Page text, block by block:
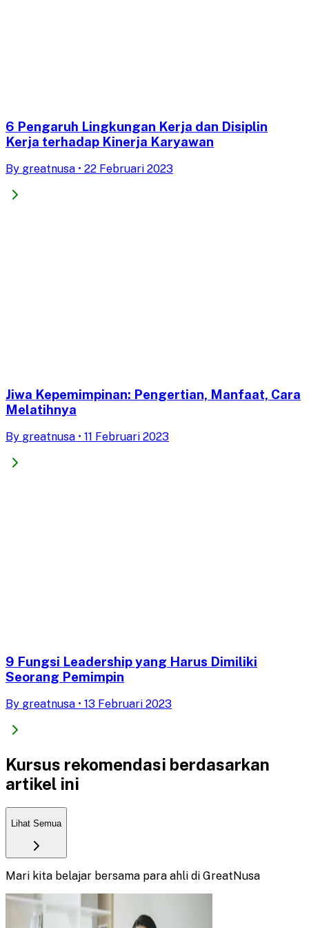
6 Pengaruh Lingkungan Kerja dan Disiplin
Kerja terhadap Kinerja Karyawan
By greatnusa • 22 Februari 2023
Jiwa Kepemimpinan: Pengertian, Manfaat, Cara
Melatihnya
By greatnusa • 11 Februari 2023
9 Fungsi Leadership yang Harus Dimiliki
Seorang Pemimpin
By greatnusa • 13 Februari 2023
Kursus rekomendasi berdasarkan
artikel ini
Lihat Semua
Mari kita belajar bersama para ahli di GreatNusa